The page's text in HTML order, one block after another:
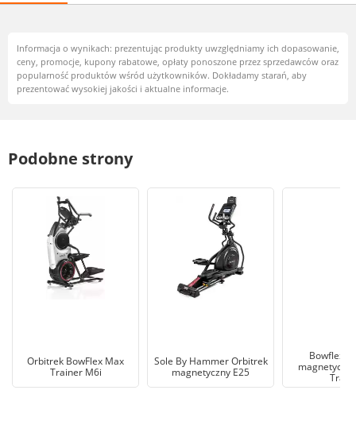
Informacja o wynikach: prezentując produkty uwzględniamy ich dopasowanie,
ceny, promocje, kupony rabatowe, opłaty ponoszone przez sprzedawców oraz
popularność produktów wśród użytkowników. Dokładamy starań, aby
prezentować wysokiej jakości i aktualne informacje.
Podobne strony
Orbitrek BowFlex Max
Trainer M6i
Sole By Hammer Orbitrek
magnetyczny E25
Bowflex